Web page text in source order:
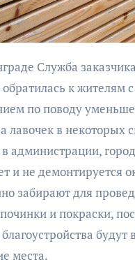
обратилась к жителям с
по поводу
лавочек в некоторых
администрации,
и не демонтируется
забирают для
и покраски,
места.